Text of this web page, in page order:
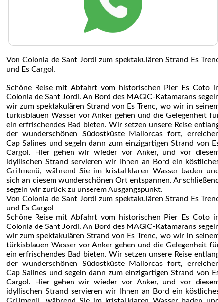
Von Colonia de Sant Jordi zum spektakulären Strand Es
und Es Cargol.
Schöne Reise mit Abfahrt vom historischen Pier Es Coto
Colonia de Sant Jordi. An Bord des MAGIC-Katamarans
wir zum spektakulären Strand von Es Trenc, wo wir in
türkisblauen Wasser vor Anker gehen und die Gelegenheit
ein erfrischendes Bad bieten. Wir setzen unsere Reise
der wunderschönen Südostküste Mallorcas fort,
Cap Salines und segeln dann zum einzigartigen Strand von
Cargol. Hier gehen wir wieder vor Anker, und vor
idyllischen Strand servieren wir Ihnen an Bord ein
Grillmenü, während Sie im kristallklaren Wasser baden
sich an diesem wunderschönen Ort entspannen.
segeln wir zurück zu unserem Ausgangspunkt.
Von Colonia de Sant Jordi zum spektakulären Strand Es
und Es Cargol
Schöne Reise mit Abfahrt vom historischen Pier Es Coto
Colonia de Sant Jordi. An Bord des MAGIC-Katamarans
wir zum spektakulären Strand von Es Trenc, wo wir in
türkisblauen Wasser vor Anker gehen und die Gelegenheit
ein erfrischendes Bad bieten. Wir setzen unsere Reise
der wunderschönen Südostküste Mallorcas fort,
Cap Salines und segeln dann zum einzigartigen Strand von
Cargol. Hier gehen wir wieder vor Anker, und vor
idyllischen Strand servieren wir Ihnen an Bord ein
Grillmenü, während Sie im kristallklaren Wasser baden